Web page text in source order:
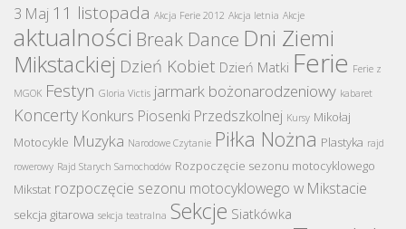
3 Maj 11 listopada Akcja Ferie 2012 Akcja letnia Akcje
aktualności Break Dance Dni Ziemi
Mikstackiej Dzień Kobiet Dzień Matki Ferie Ferie z
MGOK Festyn Gloria Victis jarmark bożonarodzeniowy kabaret
Koncerty Konkurs Piosenki Przedszkolnej Kursy Mikołaj
Motocykle Muzyka Narodowe Czytanie Piłka Nożna Plastyka rajd
rowerowy Rajd Starych Samochodów Rozpoczęcie sezonu motocyklowego
Mikstat rozpoczęcie sezonu motocyklowego w Mikstacie
sekcja gitarowa sekcja teatralna Sekcje Siatkówka